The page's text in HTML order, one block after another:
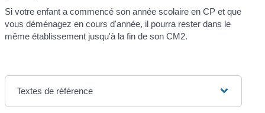
Si votre enfant a commencé son année scolaire en CP et que
vous déménagez en cours d'année, il pourra rester dans le
même établissement jusqu'à la fin de son CM2.
Textes de référence